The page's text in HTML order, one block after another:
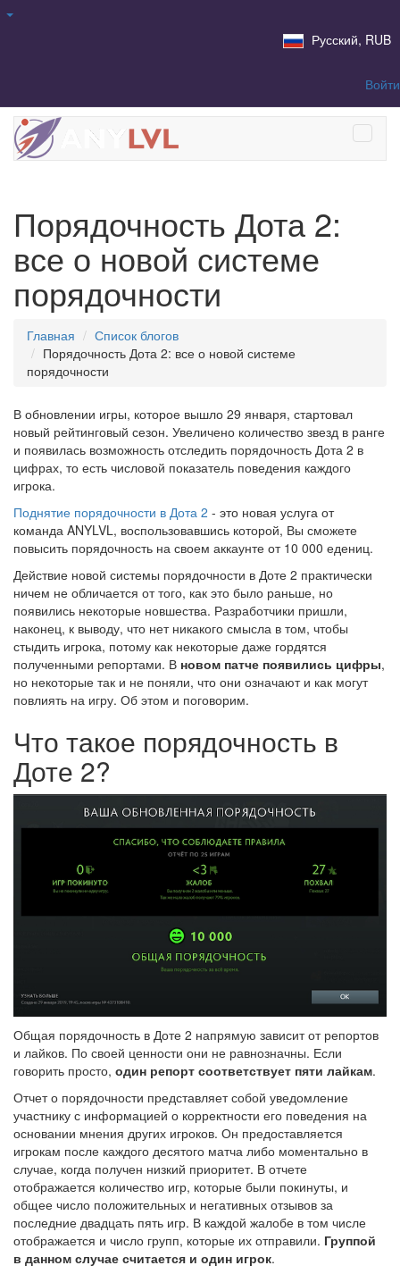
Русский, RUB
Войти
Порядочность Дота 2:
все о новой системе
порядочности
Главная
Список блогов
Порядочность Дота 2: все о новой системе
порядочности
В обновлении игры, которое вышло 29 января, стартовал
новый рейтинговый сезон. Увеличено количество звезд в ранге
и появилась возможность отследить порядочность Дота 2 в
цифрах, то есть числовой показатель поведения каждого
игрока.
Поднятие порядочности в Дота 2 - это новая услуга от
команда ANYLVL, воспользовавшись которой, Вы сможете
повысить порядочность на своем аккаунте от 10 000 едениц.
Действие новой системы порядочности в Доте 2 практически
ничем не обличается от того, как это было раньше, но
появились некоторые новшества. Разработчики пришли,
наконец, к выводу, что нет никакого смысла в том, чтобы
стыдить игрока, потому как некоторые даже гордятся
полученными репортами. В новом патче появились цифры,
но некоторые так и не поняли, что они означают и как могут
повлиять на игру. Об этом и поговорим.
Что такое порядочность в
Доте 2?
Общая порядочность в Доте 2 напрямую зависит от репортов
и лайков. По своей ценности они не равнозначны. Если
говорить просто, один репорт соответствует пяти лайкам.
Отчет о порядочности представляет собой уведомление
участнику с информацией о корректности его поведения на
основании мнения других игроков. Он предоставляется
игрокам после каждого десятого матча либо моментально в
случае, когда получен низкий приоритет. В отчете
отображается количество игр, которые были покинуты, и
общее число положительных и негативных отзывов за
последние двадцать пять игр. В каждой жалобе в том числе
отображается и число групп, которые их отправили. Группой
в данном случае считается и один игрок.